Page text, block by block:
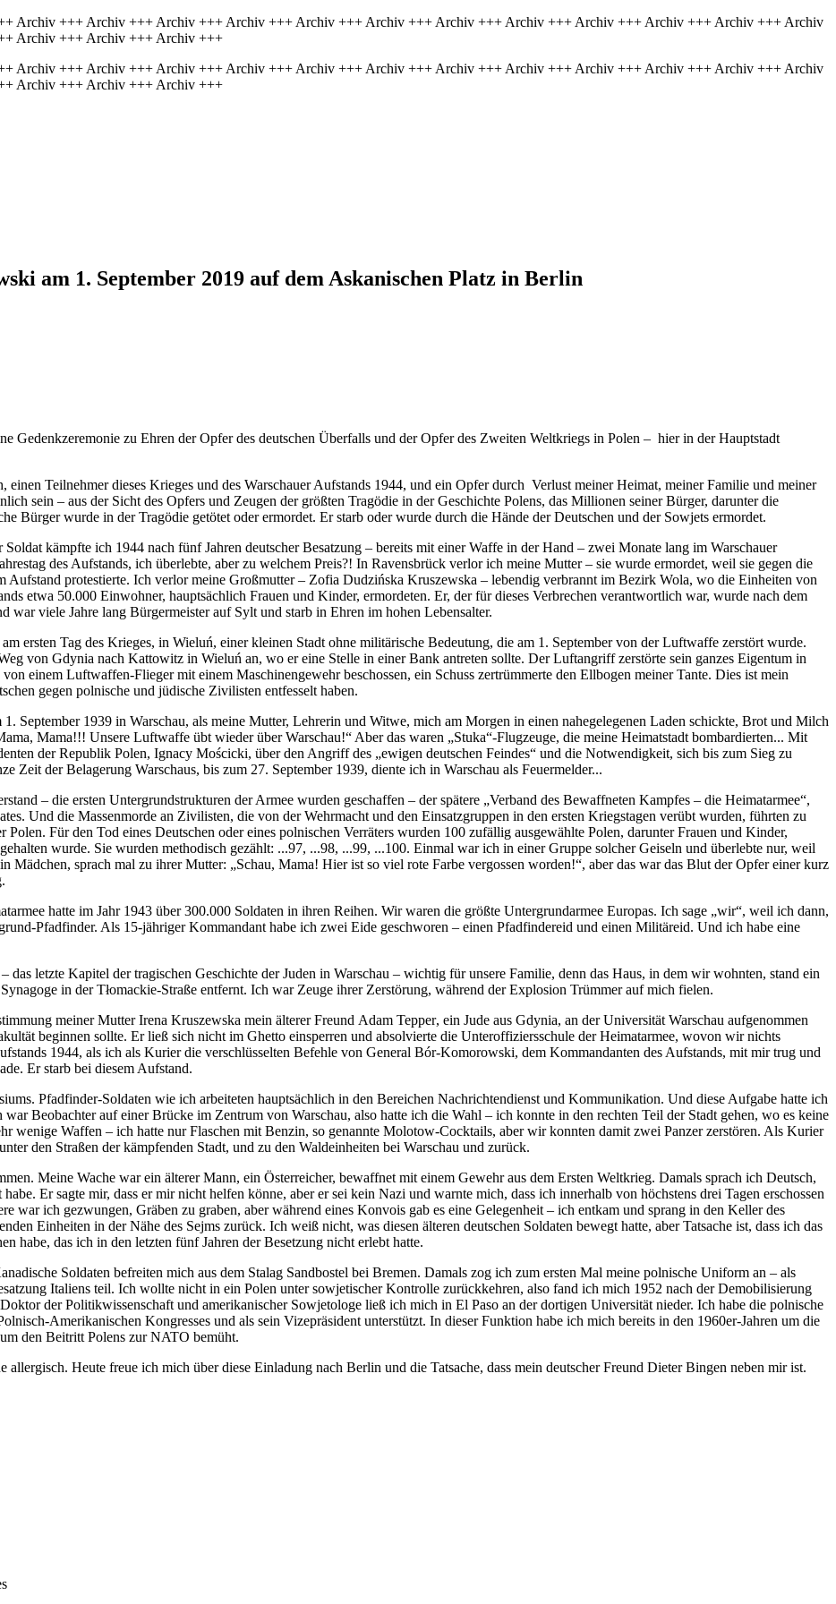
Archiv +++ Archiv +++ Archiv +++ Archiv +++ Archiv +++ Archiv +++ Archiv +++ Archiv +++ Archiv +++ Archiv +++ Archiv +++ Archiv
Archiv +++ Archiv +++ Archiv +++
Archiv +++ Archiv +++ Archiv +++ Archiv +++ Archiv +++ Archiv +++ Archiv +++ Archiv +++ Archiv +++ Archiv +++ Archiv +++ Archiv
Archiv +++ Archiv +++ Archiv +++
am 1. September 2019 auf dem Askanischen Platz in Berlin
Gedenkzeremonie zu Ehren der Opfer des deutschen Überfalls und der Opfer des Zweiten Weltkriegs in Polen – hier in der Hauptstadt
Teilnehmer dieses Krieges und des Warschauer Aufstands 1944, und ein Opfer durch Verlust meiner Heimat, meiner Familie und meiner
sein – aus der Sicht des Opfers und Zeugen der größten Tragödie in der Geschichte Polens, das Millionen seiner Bürger, darunter die
Bürger wurde in der Tragödie getötet oder ermordet. Er starb oder wurde durch die Hände der Deutschen und der Sowjets ermordet.
kämpfte ich 1944 nach fünf Jahren deutscher Besatzung – bereits mit einer Waffe in der Hand – zwei Monate lang im Warschauer
des Aufstands, ich überlebte, aber zu welchem Preis?! In Ravensbrück verlor ich meine Mutter – sie wurde ermordet, weil sie gegen die
Aufstand protestierte. Ich verlor meine Großmutter – Zofia Dudzińska Kruszewska – lebendig verbrannt im Bezirk Wola, wo die Einheiten von
etwa 50.000 Einwohner, hauptsächlich Frauen und Kinder, ermordeten. Er, der für dieses Verbrechen verantwortlich war, wurde nach dem
viele Jahre lang Bürgermeister auf Sylt und starb in Ehren im hohen Lebensalter.
ersten Tag des Krieges, in Wieluń, einer kleinen Stadt ohne militärische Bedeutung, die am 1. September von der Luftwaffe zerstört wurde.
von Gdynia nach Kattowitz in Wieluń an, wo er eine Stelle in einer Bank antreten sollte. Der Luftangriff zerstörte sein ganzes Eigentum in
einem Luftwaffen-Flieger mit einem Maschinengewehr beschossen, ein Schuss zertrümmerte den Ellbogen meiner Tante. Dies ist mein
gegen polnische und jüdische Zivilisten entfesselt haben.
September 1939 in Warschau, als meine Mutter, Lehrerin und Witwe, mich am Morgen in einen nahegelegenen Laden schickte, Brot und Milch
Mama!!! Unsere Luftwaffe übt wieder über Warschau!“ Aber das waren „Stuka“-Flugzeuge, die meine Heimatstadt bombardierten... Mit
der Republik Polen, Ignacy Mościcki, über den Angriff des „ewigen deutschen Feindes“ und die Notwendigkeit, sich bis zum Sieg zu
Zeit der Belagerung Warschaus, bis zum 27. September 1939, diente ich in Warschau als Feuermelder...
– die ersten Untergrundstrukturen der Armee wurden geschaffen – der spätere „Verband des Bewaffneten Kampfes – die Heimatarmee“,
Und die Massenmorde an Zivilisten, die von der Wehrmacht und den Einsatzgruppen in den ersten Kriegstagen verübt wurden, führten zu
Für den Tod eines Deutschen oder eines polnischen Verräters wurden 100 zufällig ausgewählte Polen, darunter Frauen und Kinder,
wurde. Sie wurden methodisch gezählt: ...97, ...98, ...99, ...100. Einmal war ich in einer Gruppe solcher Geiseln und überlebte nur, weil
Mädchen, sprach mal zu ihrer Mutter: „Schau, Mama! Hier ist so viel rote Farbe vergossen worden!“, aber das war das Blut der Opfer einer kurz
hatte im Jahr 1943 über 300.000 Soldaten in ihren Reihen. Wir waren die größte Untergrundarmee Europas. Ich sage „wir“, weil ich dann,
Pfadfinder. Als 15-jähriger Kommandant habe ich zwei Eide geschworen – einen Pfadfindereid und einen Militäreid. Und ich habe eine
das letzte Kapitel der tragischen Geschichte der Juden in Warschau – wichtig für unsere Familie, denn das Haus, in dem wir wohnten, stand ein
in derTłomackie-Straße entfernt. Ich war Zeuge ihrer Zerstörung, während der Explosion Trümmer auf mich fielen.
meiner MutterIrena Kruszewska mein älterer Freund Adam Tepper, ein Jude aus Gdynia, an der Universität Warschau aufgenommen
beginnen sollte. Er ließ sich nicht im Ghetto einsperren und absolvierte die Unteroffiziersschule der Heimatarmee, wovon wir nichts
1944, als ich als Kurier die verschlüsselten Befehle von General Bór-Komorowski, dem Kommandanten des Aufstands, mit mir trug und
Er starb bei diesem Aufstand.
Pfadfinder-Soldaten wie ich arbeiteten hauptsächlich in den Bereichen Nachrichtendienst und Kommunikation. Und diese Aufgabe hatte ich
Beobachter auf einer Brücke im Zentrum von Warschau, also hatte ich die Wahl – ich konnte in den rechten Teil der Stadt gehen, wo es keine
wenige Waffen – ich hatte nur Flaschen mit Benzin, so genannte Molotow-Cocktails, aber wir konnten damit zwei Panzer zerstören. Als Kurier
den Straßen der kämpfenden Stadt, und zu den Waldeinheiten bei Warschau und zurück.
Meine Wache war ein älterer Mann, ein Österreicher, bewaffnet mit einem Gewehr aus dem Ersten Weltkrieg. Damals sprach ich Deutsch,
Er sagte mir, dass er mir nicht helfen könne, aber er sei kein Nazi und warnte mich, dass ich innerhalb von höchstens drei Tagen erschossen
war ich gezwungen, Gräben zu graben, aber während eines Konvois gab es eine Gelegenheit – ich entkam und sprang in den Keller des
Einheiten in der Nähe des Sejms zurück. Ich weiß nicht, was diesen älteren deutschen Soldaten bewegt hatte, aber Tatsache ist, dass ich das
habe, das ich in den letzten fünf Jahren der Besetzung nicht erlebt hatte.
Soldaten befreiten mich aus dem Stalag Sandbostel bei Bremen. Damals zog ich zum ersten Mal meine polnische Uniform an – als
Italiens teil. Ich wollte nicht in ein Polen unter sowjetischer Kontrolle zurückkehren, also fand ich mich 1952 nach der Demobilisierung
der Politikwissenschaft und amerikanischer Sowjetologe ließ ich mich in El Paso an der dortigen Universität nieder. Ich habe die polnische
Amerikanischen Kongresses und als sein Vizepräsident unterstützt. In dieser Funktion habe ich mich bereits in den 1960er-Jahren um die
den Beitritt Polens zur NATO bemüht.
allergisch. Heute freue ich mich über diese Einladung nach Berlin und die Tatsache, dass mein deutscher Freund Dieter Bingen neben mir ist.